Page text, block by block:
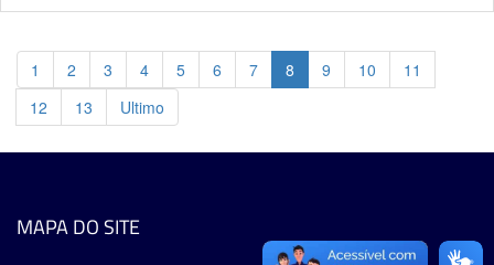
1 2 3 4 5 6 7 8 9 10
11
12
13 Ultimo
MAPA DO SITE